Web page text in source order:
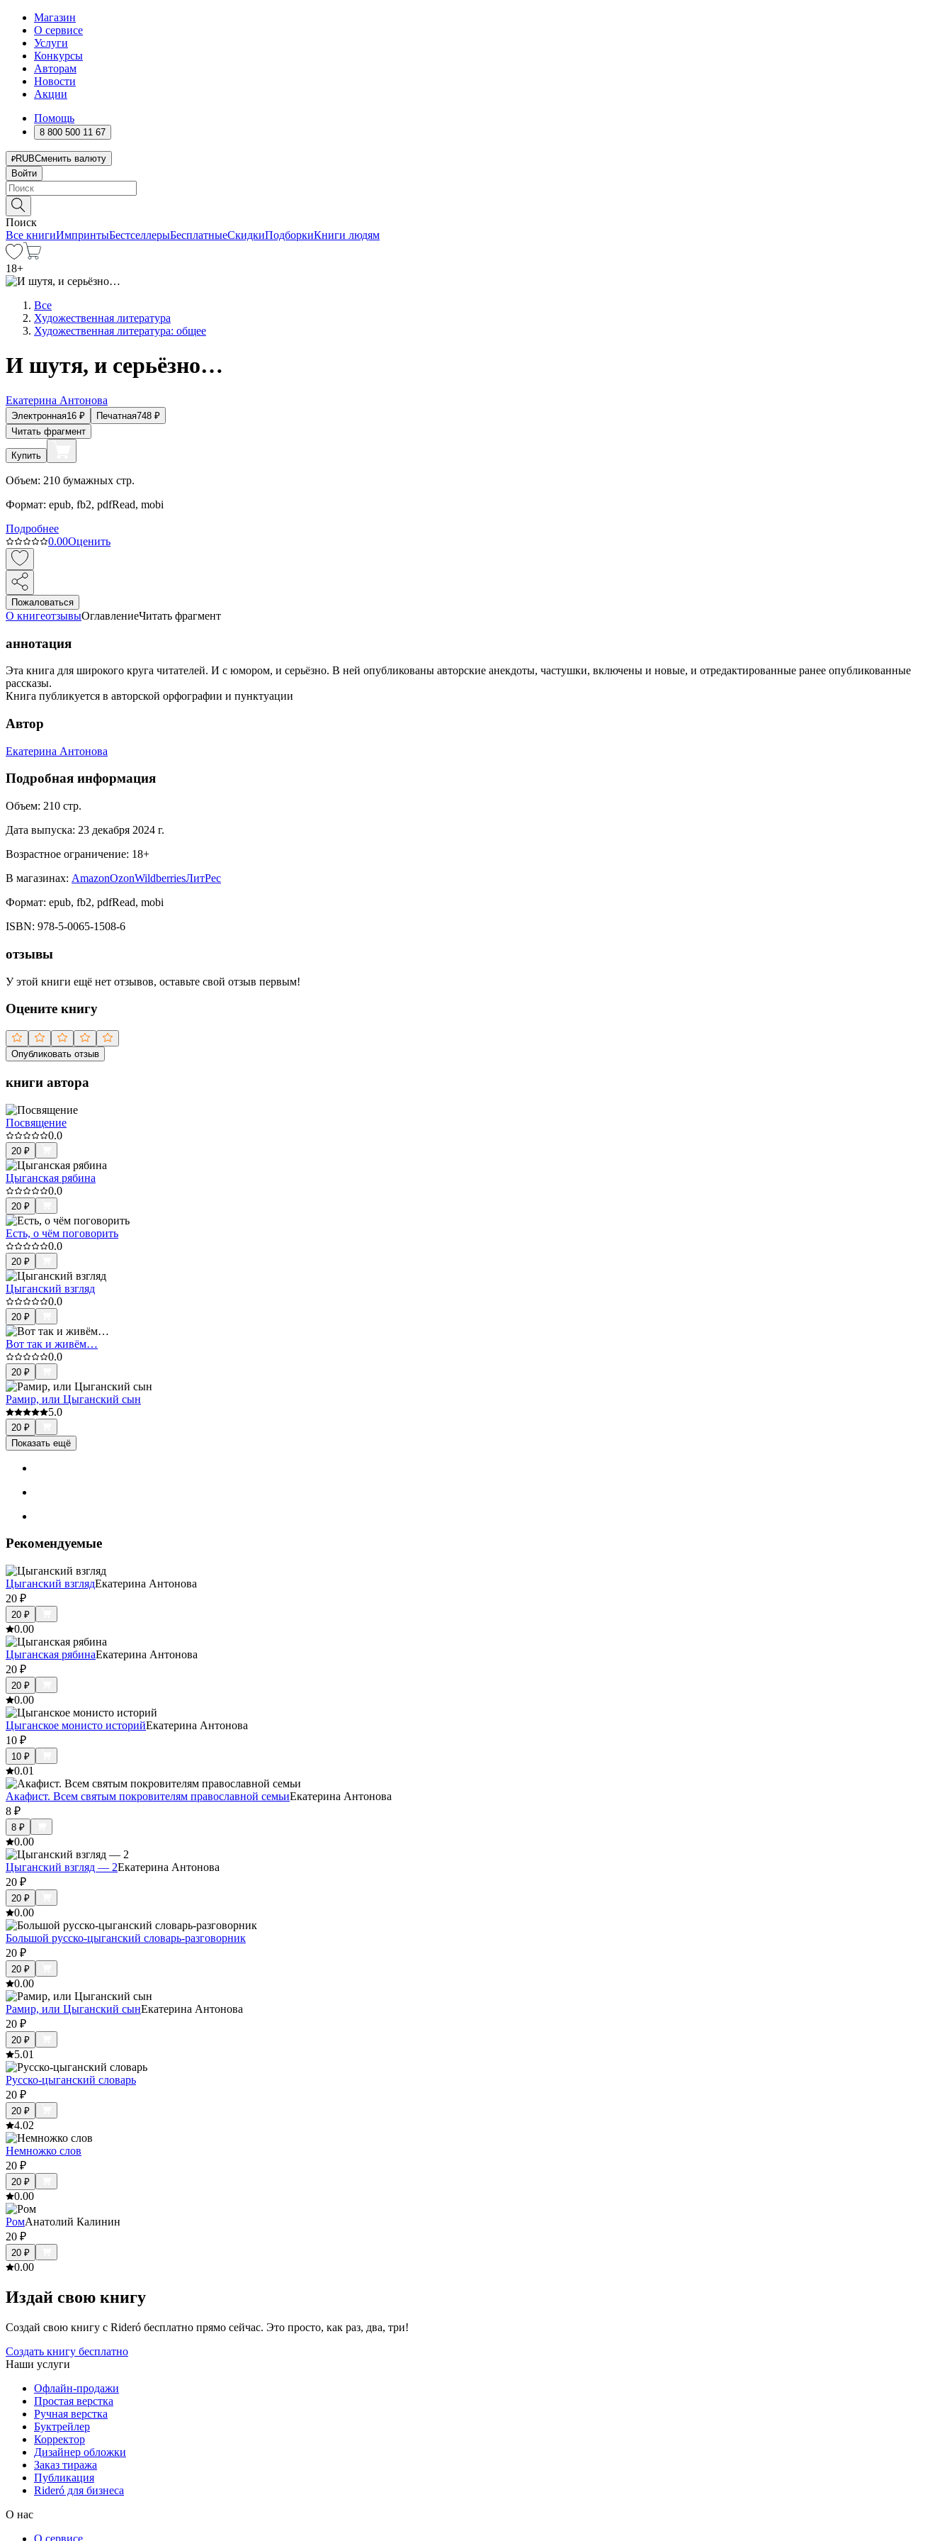
Магазин
О сервисе
Услуги
Конкурсы
Авторам
Новости
Акции
Помощь
8 800 500 11 67
RUBСменить валюту
Войти
Поиск
Все книгиИмпринтыБестселлерыБесплатныеСкидкиПодборкиКниги людям
18+
Все
Художественная литература
Художественная литература: общее
И шутя, и серьёзно…
Екатерина Антонова
Электронная16 ₽ Печатная748 ₽
Читать фрагмент
Купить
Объем: 210 бумажных стр.
Формат: epub, fb2, pdfRead, mobi
Подробнее
0.00Оценить
Пожаловаться
О книгеотзывыОглавлениеЧитать фрагмент
аннотация
Эта книга для широкого круга читателей. И с юмором, и серьёзно. В ней опубликованы авторские анекдоты, частушки, включены и новые, и отредактированные ранее опубликованные
рассказы.
Книга публикуется в авторской орфографии и пунктуации
Автор
Екатерина Антонова
Подробная информация
Объем: 210 стр.
Дата выпуска: 23 декабря 2024 г.
Возрастное ограничение: 18+
В магазинах: AmazonOzonWildberriesЛитРес
Формат: epub, fb2, pdfRead, mobi
ISBN: 978-5-0065-1508-6
отзывы
У этой книги ещё нет отзывов, оставьте свой отзыв первым!
Оцените книгу
Опубликовать отзыв
книги автора
Посвящение
0.0
20 ₽
Цыганская рябина
0.0
20 ₽
Есть, о чём поговорить
0.0
20 ₽
Цыганский взгляд
0.0
20 ₽
Вот так и живём…
0.0
20 ₽
Рамир, или Цыганский сын
5.0
20 ₽
Показать ещё
Рекомендуемые
Цыганский взглядЕкатерина Антонова
20 ₽
20 ₽
0.00
Цыганская рябинаЕкатерина Антонова
20 ₽
20 ₽
0.00
Цыганское монисто историйЕкатерина Антонова
10 ₽
10 ₽
0.01
Акафист. Всем святым покровителям православной семьиЕкатерина Антонова
8 ₽
8 ₽
0.00
Цыганский взгляд — 2Екатерина Антонова
20 ₽
20 ₽
0.00
Большой русско-цыганский словарь-разговорник
20 ₽
20 ₽
0.00
Рамир, или Цыганский сынЕкатерина Антонова
20 ₽
20 ₽
5.01
Русско-цыганский словарь
20 ₽
20 ₽
4.02
Немножко слов
20 ₽
20 ₽
0.00
РомАнатолий Калинин
20 ₽
20 ₽
0.00
Издай свою книгу
Создай свою книгу с Rideró бесплатно прямо сейчас. Это просто, как раз, два, три!
Создать книгу бесплатно
Наши услуги
Офлайн-продажи
Простая верстка
Ручная верстка
Буктрейлер
Корректор
Дизайнер обложки
Заказ тиража
Публикация
Rideró для бизнеса
О нас
О сервисе